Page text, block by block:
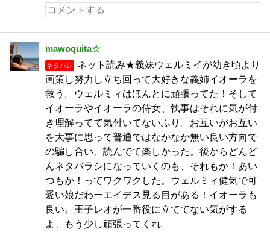
mawoquita☆
ネタバレ
ネット読み★義妹ウェルミイが幼き頃より
画策し努力し立ち回って大好きな義姉イオーラを
救う。ウェルミィはほんとに頑張ってた！そして
イオーラやイオーラの侍女、執事はそれに気が付
き理解ってて気付いてないふり。お互いがお互い
を大事に思って普通ではなかなか無い良い方向で
の騙し合い、読んでて楽しかった。後からどんど
んネタバラシになっていくのも、それもか！あい
つもか！ってワクワクした。ウェルミィ健気で可
愛い娘だわーエイデス見る目がある！イオーラも
良い。王子レオが一番役に立ててない気がする
よ、もう少し頑張ってくれ